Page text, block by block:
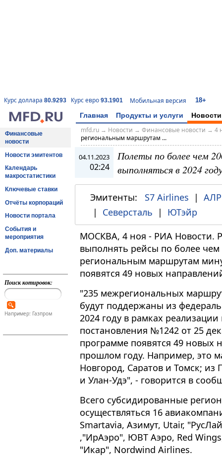
Курс доллара 80.9293 Курс евро 93.1901 Мобильная версия 18+
Главная Продукты и услуги Новости
Финансовые
новости
Новости эмитентов
Календарь
макростатистики
Ключевые ставки
Отчёты корпораций
Новости портала
События и
мероприятия
Доп. материалы
Поиск котировок:
Например: Газпром
mfd.ru→ Новости → Финансовые новости → 4
региональным маршрутам ...
04.11.2023
02:24
Полеты по более чем
выполняться в 2024
Эмитенты: S7 Airlines |
| Северсталь | ЮТэйр
МОСКВА, 4 ноя - РИА Новости.
выполнять рейсы по более
региональным маршрутам
появятся 49 новых
"235 межрегиональных
будут поддержаны из
2024 году в рамках
постановления №1242 от 25
программе появятся 49 новых
прошлом году​​​. Например, это
Новгород, Саратов и Томск; из
и Улан-Удэ", - говорится в
Всего субсидированные
осуществляться 16
Smartavia, Азимут, Utair,
,"ИрАэро", ЮВТ Аэро, Red
"Икар", Nordwind Airlines.